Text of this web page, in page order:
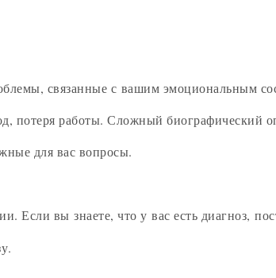
связанные с вашим эмоциональным
потеря работы. Сложный биографический
для вас вопросы.
Если вы знаете, что у вас есть диагноз,